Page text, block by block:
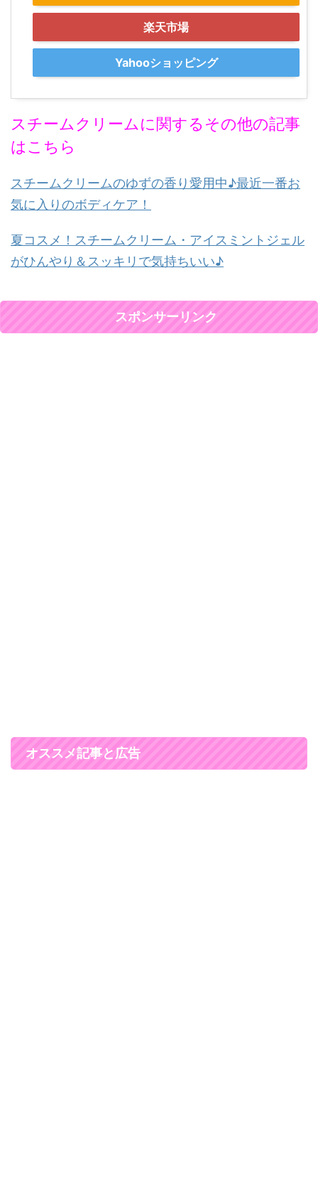
楽天市場
Yahooショッピング
スチームクリームに関するその他の記事
はこちら
スチームクリームのゆずの香り愛用中♪最近一番お
気に入りのボディケア！
夏コスメ！スチームクリーム・アイスミントジェル
がひんやり＆スッキリで気持ちいい♪
スポンサーリンク
オススメ記事と広告